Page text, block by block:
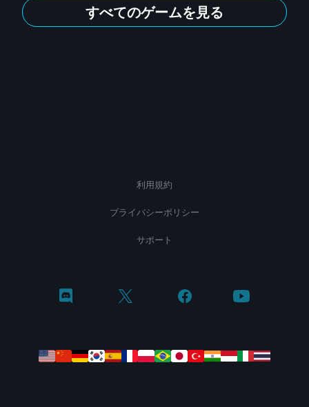
すべてのゲームを見る
利用規約
プライバシーポリシー
サポート